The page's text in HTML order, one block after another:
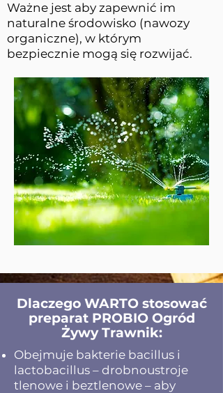
Ważne jest aby zapewnić im
naturalne środowisko (nawozy
organiczne), w którym
bezpiecznie mogą się rozwijać.
Dlaczego WARTO stosować
preparat PROBIO Ogród
Żywy Trawnik:
Obejmuje bakterie bacillus i
lactobacillus – drobnoustroje
tlenowe i beztlenowe – aby